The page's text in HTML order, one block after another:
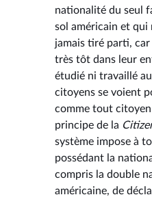
nationalité du seul
sol américain et
jamais tiré parti,
très tôt dans leur
étudié ni travaillé
citoyens se voient
comme tout
principe de la
système impose à
possédant la
compris la double
américaine, de